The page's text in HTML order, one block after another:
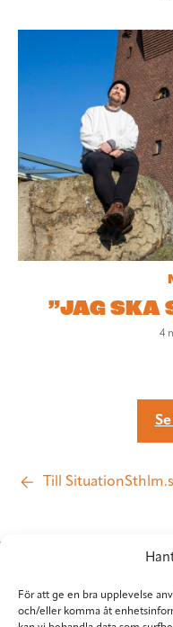
För att ge en bra upplevelse
och/eller komma åt
”JAG SKA
4
Till